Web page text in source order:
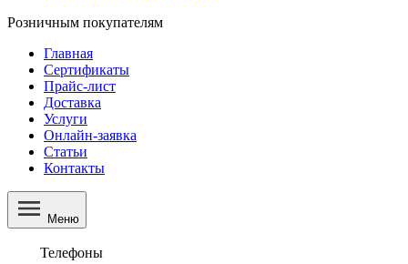
Розничным покупателям
Главная
Сертификаты
Прайс-лист
Доставка
Услуги
Онлайн-заявка
Статьи
Контакты
Меню
Телефоны